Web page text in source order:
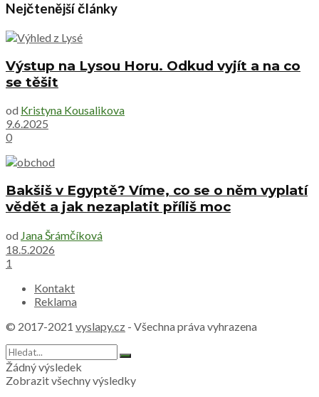
Nejčtenější články
Výstup na Lysou Horu. Odkud vyjít a na co
se těšit
od Kristyna Kousalikova
9.6.2025
0
Bakšiš v Egyptě? Víme, co se o něm vyplatí
vědět a jak nezaplatit příliš moc
od Jana Šrámčíková
18.5.2026
1
Kontakt
Reklama
© 2017-2021 vyslapy.cz - Všechna práva vyhrazena
Žádný výsledek
Zobrazit všechny výsledky